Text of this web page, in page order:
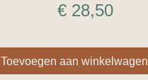
€28,50
Toevoegen aan winkelwagen